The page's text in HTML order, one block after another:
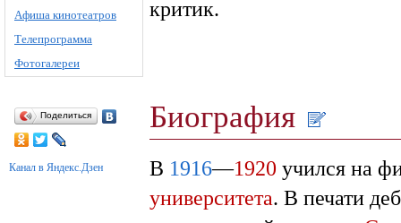
Афиша кинотеатров
Телепрограмма
Фотогалереи
Поделиться
Канал в Яндекс.Дзен
критик.
Биография
В 1916—1920 учился на
университета. В печати